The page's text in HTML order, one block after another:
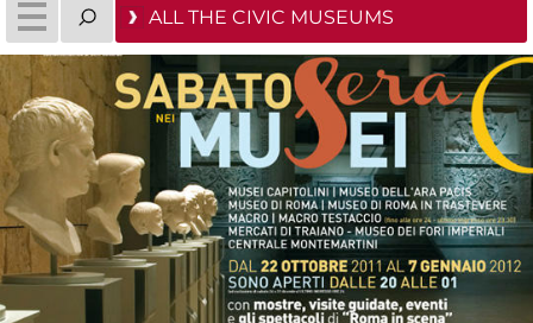
ALL THE CIVIC MUSEUMS